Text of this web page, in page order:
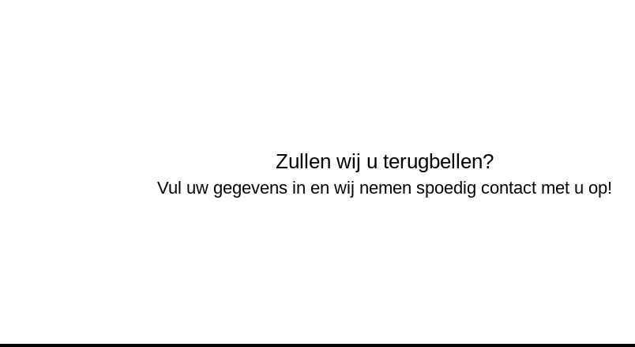
Zullen wij u terugbellen?
Vul uw gegevens in en wij nemen spoedig contact met u op!